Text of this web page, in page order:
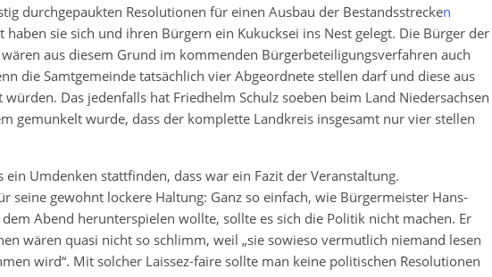
durchgepaukten Resolutionen für einen Ausbau der Bestandsstrecken
haben sie sich und ihren Bürgern ein Kukucksei ins Nest gelegt. Die Bürger der
aus diesem Grund im kommenden Bürgerbeteiligungsverfahren auch
die Samtgemeinde tatsächlich vier Abgeordnete stellen darf und diese aus
würden. Das jedenfalls hat Friedhelm Schulz soeben beim Land Niedersachsen
gemunkelt wurde, dass der komplette Landkreis insgesamt nur vier stellen
ein Umdenken stattfinden, dass war ein Fazit der Veranstaltung.
seine gewohnt lockere Haltung: Ganz so einfach, wie Bürgermeister Hans-
Abend herunterspielen wollte, sollte es sich die Politik nicht machen. Er
wären quasi nicht so schlimm, weil „sie sowieso vermutlich niemand lesen
wird“. Mit solcher Laissez-faire sollte man keine politischen Resolutionen